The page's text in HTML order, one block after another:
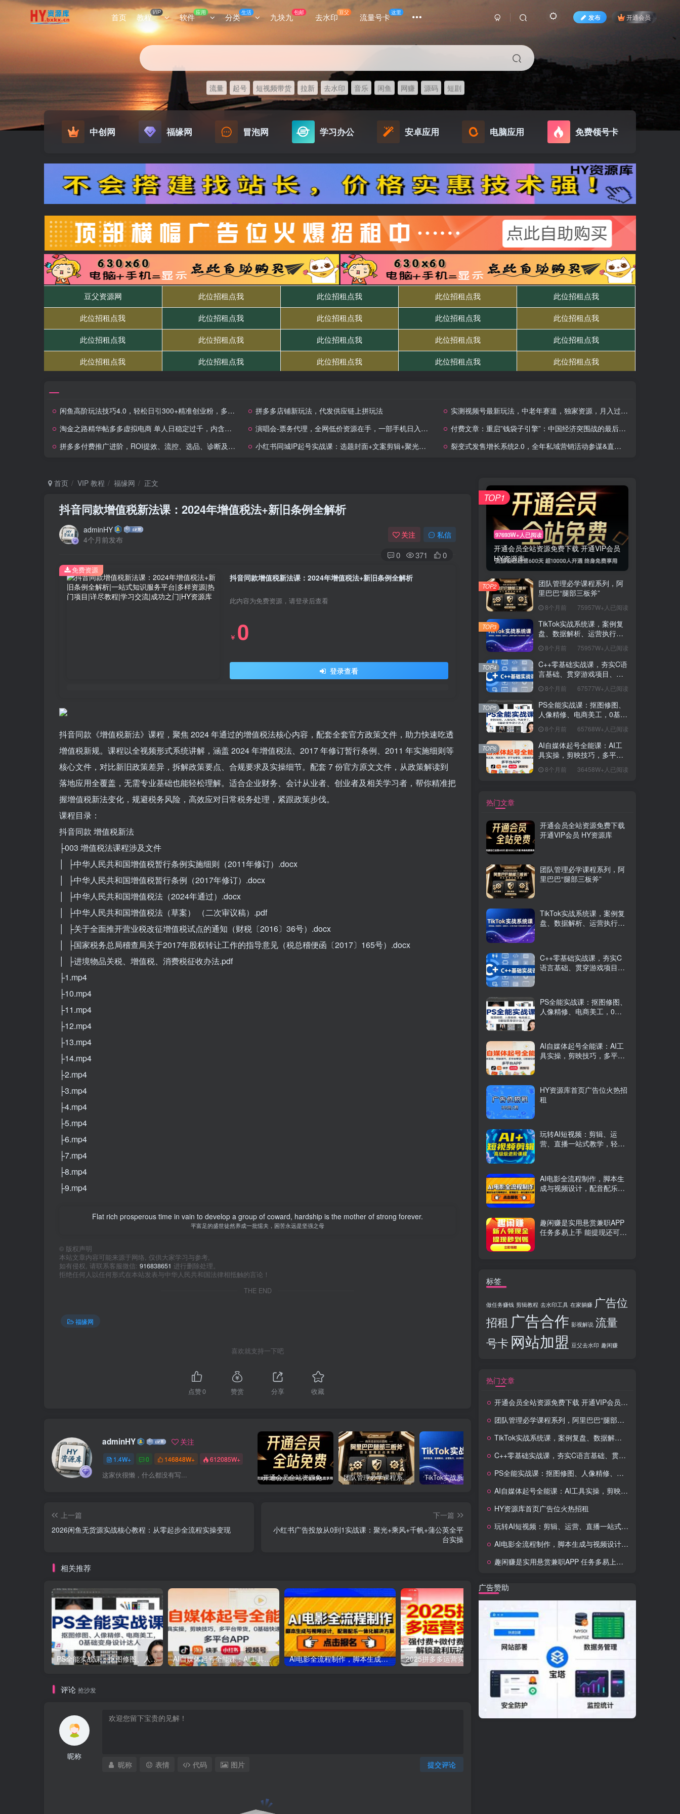
首页 教程VIP 软件 应用 分类生活 九块九包邮 去水印豆父 流量号卡这里
发布 开通会员
流量 起号 短视频带货 拉新 去水印 音乐 闲鱼 网赚 源码 短剧
中创网 福缘网 冒泡网 学习办公 安卓应用 电脑应用 免费领号卡
闲鱼高阶玩法技巧4.0，轻松日引300+精准创业粉，多种变现思路 拼多多店铺新玩法，代发供应链上拼玩法
实测视频号最新玩法，中老年赛道，独家资源，月入过W+
淘金之路精华帖多多虚拟电商 单人日稳定过千，内含一键开10家店免费教…
演唱会-票务代理，全网低价资源在手，一部手机日入两千不是空谈
付费文章：重启”钱袋子引擎”：中国经济突围战的最后一公里
拼多多付费推广进阶，ROI提效、流控、选品、诊断及防坑等技巧（更新10月）
小红书同城IP起号实战课：选题封面+文案剪辑+聚光投放，解锁小而美生意流量密码 裂变式发售增长系统2.0，全年私域营销活动参谋&直播答疑
首页 VIP 教程 福缘网 正文
抖音同款增值税新法课：2024年增值税法+新旧条例全解析
adminHY
4个月前发布
关注 私信
0 371 0
抖音同款增值税新法课：2024年增值税法+新旧条例全解析
此内容为免费资源，请登录后查看
￥ 0
登录查看
免费资源
抖音同款《增值税新法》课程，聚焦 2024 年通过的增值税法核心内容，配套全套官方政策文件，助力快速吃透
增值税新规。课程以全视频形式系统讲解，涵盖 2024 年增值税法、2017 年修订暂行条例、2011 年实施细则等
核心文件，对比新旧政策差异，拆解政策要点、合规要求及实操细节。配套 7 份官方原文文件，从政策解读到
落地应用全覆盖，无需专业基础也能轻松理解。适合企业财务、会计从业者、创业者及相关学习者，帮你精准把
握增值税新法变化，规避税务风险，高效应对日常税务处理，紧跟政策步伐。
课程目录：
抖音同款 增值税新法
├003 增值税法课程涉及文件
│ ├中华人民共和国增值税暂行条例实施细则（2011年修订）.docx
│ ├中华人民共和国增值税暂行条例（2017年修订）.docx
│ ├中华人民共和国增值税法（2024年通过）.docx
│ ├中华人民共和国增值税法（草案） （二次审议稿）.pdf
│ ├关于全面推开营业税改征增值税试点的通知（财税〔2016〕36号）.docx
│ ├国家税务总局稽查局关于2017年股权转让工作的指导意见（税总稽便函〔2017〕165号）.docx
│ ├进境物品关税、增值税、消费税征收办法.pdf
├1.mp4
├10.mp4
├11.mp4
├12.mp4
├13.mp4
├14.mp4
├2.mp4
├3.mp4
├4.mp4
├5.mp4
├6.mp4
├7.mp4
├8.mp4
├9.mp4
Flat rich prosperous time in vain to develop a group of coward, hardship is the mother of strong forever.
平富足的盛世徒然养成一批懦夫，困苦永远是坚强之母
© 版权声明
本站文章内容可能来源于网络, 仅供大家学习与参考,
如有侵权, 请联系客服微信: 916838651 进行删除处理。
拒绝任何人以任何形式在本站发表与中华人民共和国法律相抵触的言论！
THE END
福缘网
喜欢就支持一下吧
点赞0 赞赏 分享 收藏
adminHY 关注
1.4W+ 0 146848W+ 612085W+
这家伙很懒，什么都没有写... 开通会员全站资源免费下载 开通VIP会员 HY资源库 团队管理必学课程系列，阿里巴巴“腿部三板斧” TikTok实战系统课，案例复盘、数据解析、运营执行，从0到1构建千万级电商体系（更新） C++零基础实战课，夯实C语言基础、贯穿游戏项目、掌握开发思维，学成可挑战月薪15K+岗位
上一篇
2026闲鱼无货源实战核心教程：从零起步全流程实操变现
下一篇
小红书广告投放从0到1实战课：聚光+乘风+千帆+蒲公英全平
台实操
相关推荐
PS全能实战课：抠图修图、人像精修、电商美工，0基础变身设计达人 AI自媒体起号全能课：AI工具实操，剪映技巧，多平台带货，0基础快速变现 AI电影全流程制作，脚本生成与视频设计，配音配乐一体化解决方案 2025拼多多运营实战课：强付费+微付费+活动爆流,解锁盈利玩法（更新） 美妆抖音短视频带货课：账号搭建+爆款文案+剪辑实操,新手快速起号出单
评论 抢沙发
昵称
提交评论
昵称 表情 代码 图片
97693W+人已阅读
开通会员全站资源免费下载 开通VIP会员
HY资源库
TOP1
团队管理必学课程系列，阿
里巴巴“腿部三板斧”
8个月前 75957W+人已阅读
TOP2
TikTok实战系统课，案例复
盘、数据解析、运营执行，
（更新）
8个月前 75957W+人已阅读
TOP3
C++零基础实战课，夯实C语
言基础、贯穿游戏项目、掌
薪15K+岗位
8个月前 67577W+人已阅读
TOP4
PS全能实战课：抠图修图、
人像精修、电商美工，0基础
8个月前 65768W+人已阅读
TOP5
AI自媒体起号全能课：AI工
具实操，剪映技巧，多平台
8个月前 36458W+人已阅读
TOP6
热门文章
开通会员全站资源免费下载
开通VIP会员 HY资源库
团队管理必学课程系列，阿
里巴巴“腿部三板斧”
TikTok实战系统课，案例复
盘、数据解析、运营执行，
C++零基础实战课，夯实C
语言基础、贯穿游戏项目、
PS全能实战课：抠图修图、
人像精修、电商美工，0基
AI自媒体起号全能课：AI工
具实操，剪映技巧，多平台
HY资源库首页广告位火热招
租
玩转AI短视频：剪辑、运
营、直播一站式教学，轻松
AI电影全流程制作，脚本生
成与视频设计，配音配乐一
趣闲赚是实用悬赏兼职APP
任务多易上手 能提现还可邀
标签
做任务赚钱 剪辑教程 去水印工具 在家躺赚 广告位
招租 广告合作 影视解说 流量
号卡 网站加盟 豆父去水印 趣闲赚
热门文章
开通会员全站资源免费下载 开通VIP会员 HY资源库
团队管理必学课程系列，阿里巴巴“腿部三板斧”
TikTok实战系统课，案例复盘、数据解析、运营执行，从0到1构建千万级电商体系（更新）
C++零基础实战课，夯实C语言基础、贯穿游戏项目、掌握开发思维，学成可挑战月薪15K+岗位
PS全能实战课：抠图修图、人像精修、电商美工，0基础变身设计达人
AI自媒体起号全能课：AI工具实操，剪映技巧，多平台带货，0基础快速变现
HY资源库首页广告位火热招租
玩转AI短视频：剪辑、运营、直播一站式教学，轻松打造流量神话
AI电影全流程制作，脚本生成与视频设计，配音配乐一体化解决方案
趣闲赚是实用悬赏兼职APP 任务多易上手 能提现还可邀友分成
广告赞助